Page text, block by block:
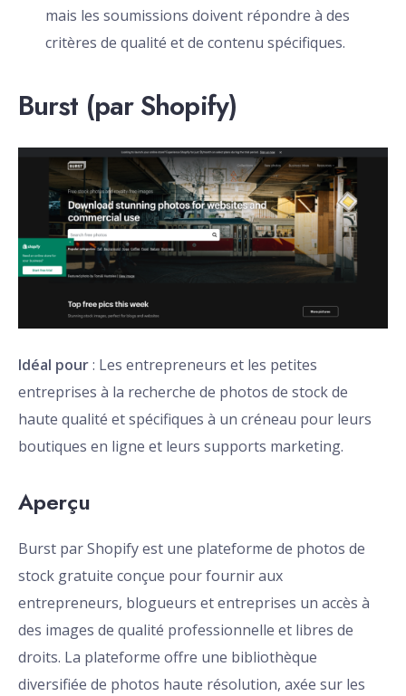
mais les soumissions doivent répondre à des
critères de qualité et de contenu spécifiques.
Burst (par Shopify)
Idéal pour: Les entrepreneurs et les petites
entreprises à la recherche de photos de stock de
haute qualité et spécifiques à un créneau pour leurs
boutiques en ligne et leurs supports marketing.
Aperçu
Burst par Shopify est une plateforme de photos de
stock gratuite conçue pour fournir aux
entrepreneurs, blogueurs et entreprises un accès à
des images de qualité professionnelle et libres de
droits. La plateforme offre une bibliothèque
diversifiée de photos haute résolution, axée sur les